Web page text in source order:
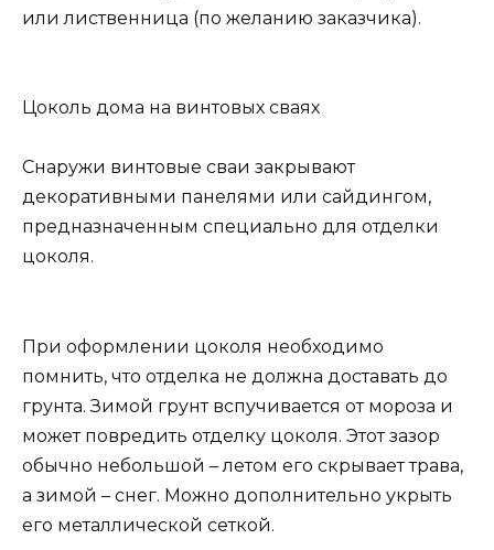
или лиственница (по желанию заказчика).
Цоколь дома на винтовых сваях
Снаружи винтовые сваи закрывают
декоративными панелями или сайдингом,
предназначенным специально для отделки
цоколя.
При оформлении цоколя необходимо
помнить, что отделка не должна доставать до
грунта. Зимой грунт вспучивается от мороза и
может повредить отделку цоколя. Этот зазор
обычно небольшой – летом его скрывает трава,
а зимой – снег. Можно дополнительно укрыть
его металлической сеткой.